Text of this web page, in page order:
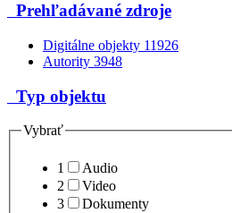
Prehľadávané zdroje
Digitálne objekty 11926
Autority 3948
Typ objektu
Vybrať
1
Audio
2
Video
3
Dokumenty